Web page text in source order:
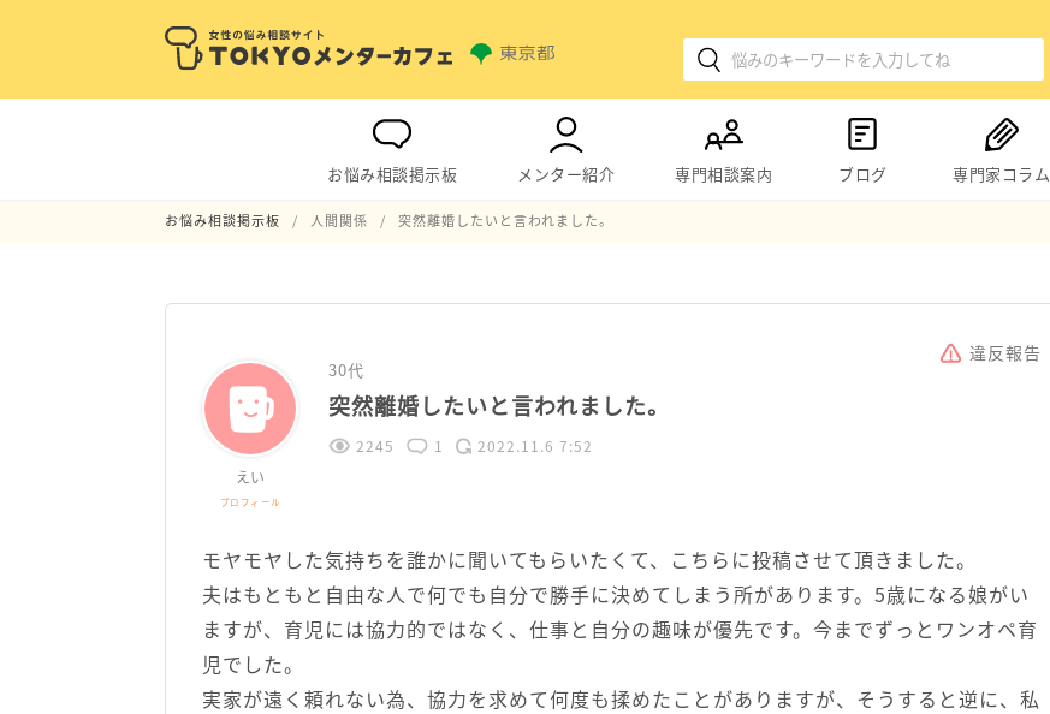
お悩み相談掲示板 メンター紹介 専門相談案内 ブログ 専門家コラム
お悩み相談掲示板 人間関係 突然離婚したいと言われました。
違反報告
えい
プロフィール
30代
突然離婚したいと言われました。
2245 1 2022.11.6 7:52
モヤモヤした気持ちを誰かに聞いてもらいたくて、こちらに投稿させて頂きました。
夫はもともと自由な人で何でも自分で勝手に決めてしまう所があります。5歳になる娘がい
ますが、育児には協力的ではなく、仕事と自分の趣味が優先です。今までずっとワンオペ育
児でした。
実家が遠く頼れない為、協力を求めて何度も揉めたことがありますが、そうすると逆に、私